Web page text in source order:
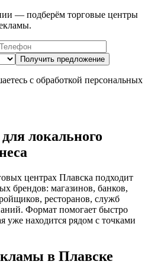
— подберём торговые центры
Получить предложение
с обработкой персональных
локального
центрах Плавска подходит
брендов: магазинов, банков,
ресторанов, служб
Формат помогает быстро
уже находится рядом с точками
в Плавске